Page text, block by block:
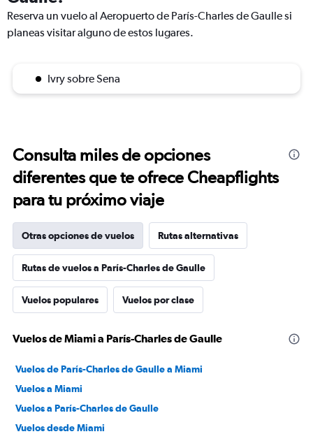
Reserva un vuelo al Aeropuerto de París-Charles de Gaulle si
planeas visitar alguno de estos lugares.
Ivry sobre Sena
Consulta miles de opciones
diferentes que te ofrece Cheapflights
para tu próximo viaje
Otras opciones de vuelos Rutas alternativas
Rutas de vuelos a París-Charles de Gaulle
Vuelos populares Vuelos por clase
Vuelos de Miami a París-Charles de Gaulle
Vuelos de París-Charles de Gaulle a Miami
Vuelos a Miami
Vuelos a París-Charles de Gaulle
Vuelos desde Miami